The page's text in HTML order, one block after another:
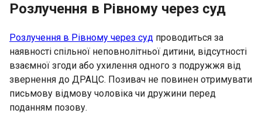
Розлучення в Рівному через суд
Розлучення в Рівному через суд проводиться за
наявності спільної неповнолітньої дитини, відсутності
взаємної згоди або ухилення одного з подружжя від
звернення до ДРАЦС. Позивач не повинен отримувати
письмову відмову чоловіка чи дружини перед
поданням позову.